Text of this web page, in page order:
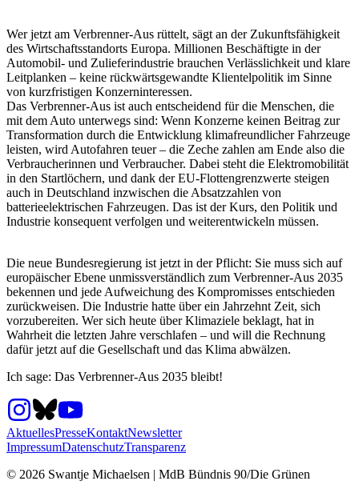
Wer jetzt am Verbrenner-Aus rüttelt, sägt an der Zukunftsfähigkeit
des Wirtschaftsstandorts Europa. Millionen Beschäftigte in der
Automobil- und Zulieferindustrie brauchen Verlässlichkeit und klare
Leitplanken – keine rückwärtsgewandte Klientelpolitik im Sinne
von kurzfristigen Konzerninteressen.
Das Verbrenner-Aus ist auch entscheidend für die Menschen, die
mit dem Auto unterwegs sind: Wenn Konzerne keinen Beitrag zur
Transformation durch die Entwicklung klimafreundlicher Fahrzeuge
leisten, wird Autofahren teuer – die Zeche zahlen am Ende also die
Verbraucherinnen und Verbraucher. Dabei steht die Elektromobilität
in den Startlöchern, und dank der EU-Flottengrenzwerte steigen
auch in Deutschland inzwischen die Absatzzahlen von
batterieelektrischen Fahrzeugen. Das ist der Kurs, den Politik und
Industrie konsequent verfolgen und weiterentwickeln müssen.
Die neue Bundesregierung ist jetzt in der Pflicht: Sie muss sich auf
europäischer Ebene unmissverständlich zum Verbrenner-Aus 2035
bekennen und jede Aufweichung des Kompromisses entschieden
zurückweisen. Die Industrie hatte über ein Jahrzehnt Zeit, sich
vorzubereiten. Wer sich heute über Klimaziele beklagt, hat in
Wahrheit die letzten Jahre verschlafen – und will die Rechnung
dafür jetzt auf die Gesellschaft und das Klima abwälzen.
Ich sage: Das Verbrenner-Aus 2035 bleibt!
AktuellesPresseKontaktNewsletter
ImpressumDatenschutzTransparenz
© 2026 Swantje Michaelsen | MdB Bündnis 90/Die Grünen